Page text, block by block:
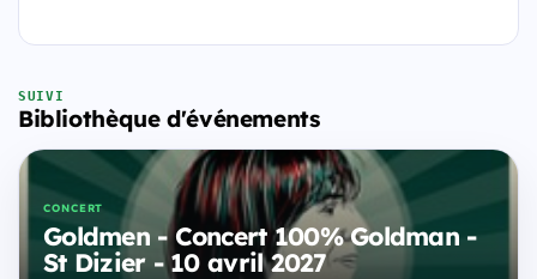
SUIVI
Bibliothèque d'événements
CONCERT
Goldmen - Concert 100% Goldman -
St Dizier - 10 avril 2027